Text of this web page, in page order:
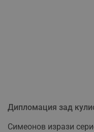
Дипломация зад
Симеонов изрази